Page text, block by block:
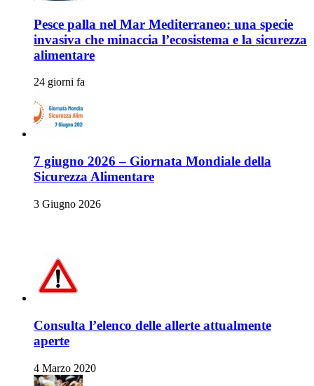
Pesce palla nel Mar Mediterraneo: una specie
invasiva che minaccia l’ecosistema e la sicurezza
alimentare
24 giorni fa
7 giugno 2026 – Giornata Mondiale della
Sicurezza Alimentare
3 Giugno 2026
Consulta l’elenco delle allerte attualmente
aperte
4 Marzo 2020